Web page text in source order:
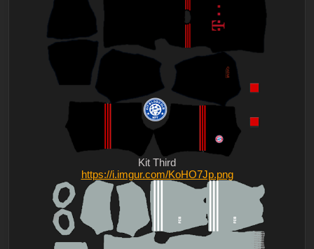
Kit Third
https://i.imgur.com/KoHO7Jp.png